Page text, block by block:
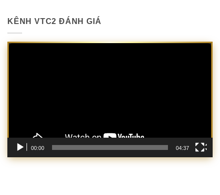
KÊNH VTC2 ĐÁNH GIÁ
Trình
00:00 04:37